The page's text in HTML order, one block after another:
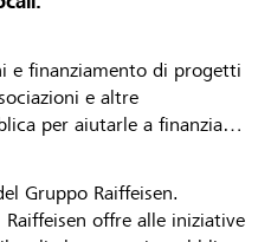
e finanziamento di progetti
e altre
per aiutarle a finanziare
Gruppo Raiffeisen.
Raiffeisen offre alle iniziative